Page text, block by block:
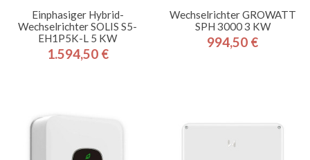
Einphasiger Hybrid-
Wechselrichter SOLIS S5-
EH1P5K-L 5 KW
Preis
1.594,50 €
Wechselrichter GROWATT
SPH 3000 3 KW
Preis
994,50 €